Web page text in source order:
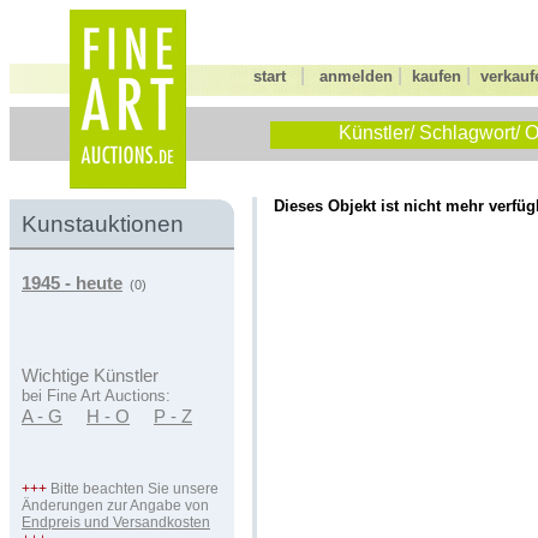
start anmelden kaufen
Künstler/ Schlagwort/
Kunstauktionen
1945 - heute (0)
Wichtige Künstler
bei Fine Art Auctions:
A - G H - O P - Z
+++ Bitte beachten Sie unsere
Änderungen zur Angabe von
Endpreis und Versandkosten
Dieses Objekt ist nicht mehr